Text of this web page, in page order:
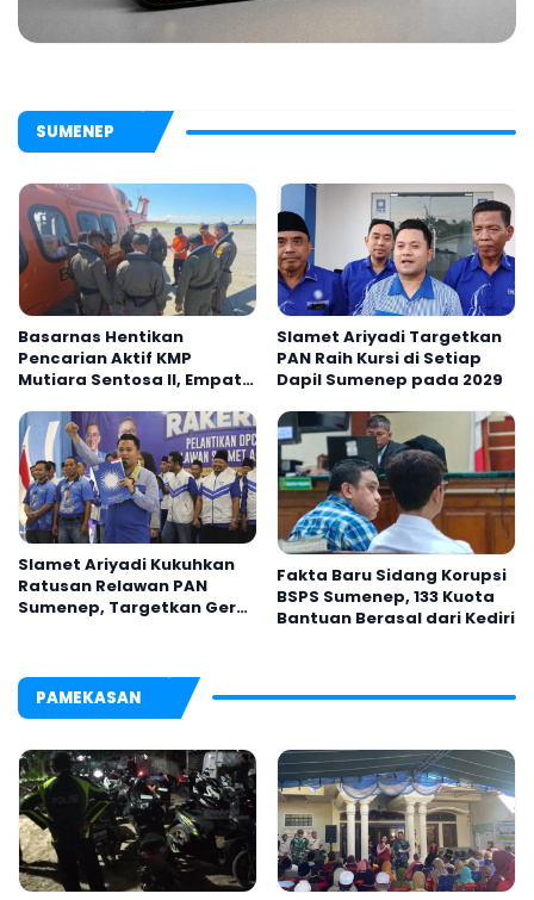
SUMENEP
Basarnas Hentikan
Pencarian Aktif KMP
Mutiara Sentosa II, Empat
Slamet Ariyadi Targetkan
PAN Raih Kursi di Setiap
Dapil Sumenep pada 2029
Slamet Ariyadi Kukuhkan
Ratusan Relawan PAN
Sumenep, Targetkan Gerak
Fakta Baru Sidang Korupsi
BSPS Sumenep, 133 Kuota
Bantuan Berasal dari Kediri
PAMEKASAN